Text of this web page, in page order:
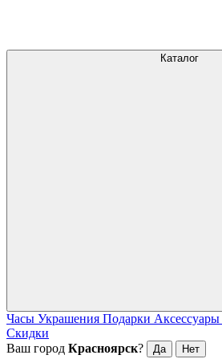
Каталог
Часы Украшения Подарки Аксессуары
Скидки
Ваш город Красноярск? Да Нет